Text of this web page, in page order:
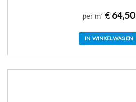
per m² €64,50
IN WINKELWAGEN